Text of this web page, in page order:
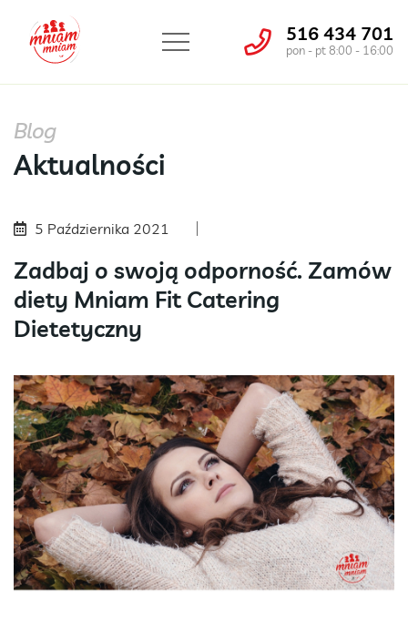
516 434 701
pon - pt 8:00 - 16:00
Blog
Aktualności
5 Października 2021
Zadbaj o swoją odporność. Zamów
diety Mniam Fit Catering
Dietetyczny